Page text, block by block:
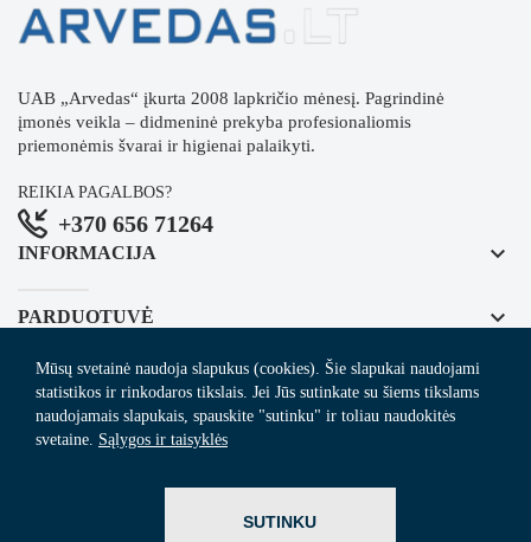
UAB „Arvedas“ įkurta 2008 lapkričio mėnesį. Pagrindinė
įmonės veikla – didmeninė prekyba profesionaliomis
priemonėmis švarai ir higienai palaikyti.
REIKIA PAGALBOS?
+370 656 71264
INFORMACIJA keyboard_arrow_down
PARDUOTUVĖ keyboard_arrow_down
REGISTRUOKITĖS NAUJIENLAIŠKIUI
- švaros prekių el. parduotuvė.
Mūsų svetainė naudoja slapukus (cookies). Šie slapukai naudojami
statistikos ir rinkodaros tikslais. Jei Jūs sutinkate su šiems tikslams
naudojamais slapukais, spauskite "sutinku" ir toliau naudokitės
svetaine. Sąlygos ir taisyklės
SUTINKU